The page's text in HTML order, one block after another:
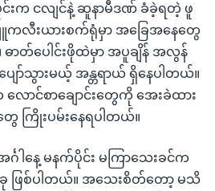
င်းက ငလျင်နဲ့ ဆူနာမီဒဏ် ခံခဲ့ရတဲ့ ဖူ
နျူကလီးယားစက်ရုံမှာ အခြေအနေတွေ
ာတ်ပေါင်းဖိုထဲမှာ အပူချိန် အလွန်
ော်သွားမယ့် အန္တရာယ် ရှိနေပါတယ်။
လောင်စာချောင်းတွေကို အေးခဲထား
ကြိုးပမ်းနေရပါတယ်။
ဂါနေ့ မနက်ပိုင်း မကြာသေးခင်က
ဖြစ်ပါတယ်။ အသေးစိတ်တော့ မသိ